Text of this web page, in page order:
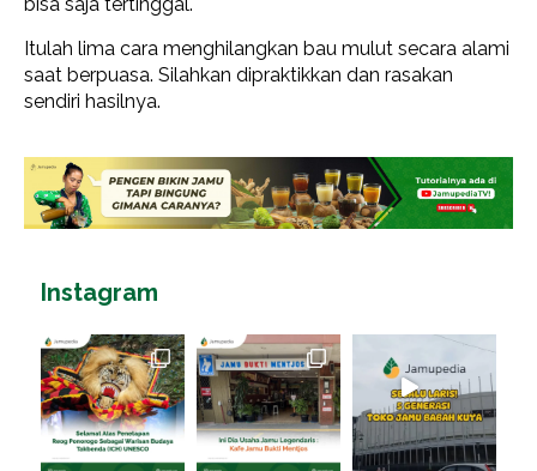
Itulah lima cara menghilangkan bau mulut secara alami
saat berpuasa. Silahkan dipraktikkan dan rasakan
sendiri hasilnya.
Instagram